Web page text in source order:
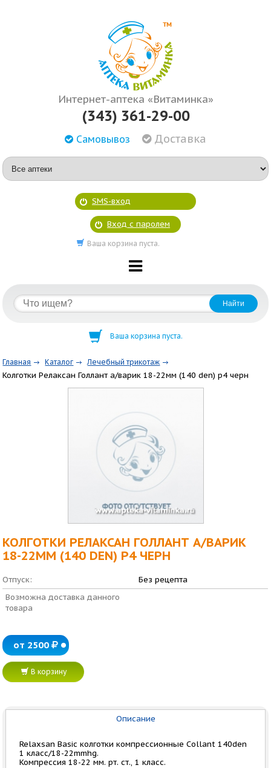
Интернет-аптека «Витаминка»
(343) 361-29-00
Самовывоз Доставка
SMS-вход
Вход с паролем
Ваша корзина пуста.
Ваша корзина пуста.
Главная Каталог Лечебный трикотаж
Колготки Релаксан Голлант а/варик 18-22мм (140 den) р4 черн
КОЛГОТКИ РЕЛАКСАН ГОЛЛАНТ А/ВАРИК
18-22ММ (140 DEN) Р4 ЧЕРН
Отпуск:
Без рецепта
Возможна доставка данного
товара
от 2500
В корзину
Описание
Relaxsan Basic колготки компрессионные Collant 140den
1 класс/18-22mmhg.
Компрессия 18-22 мм. рт. ст., 1 класс.